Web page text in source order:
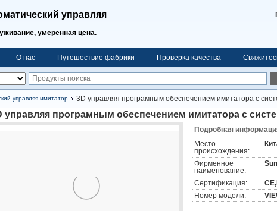
управляя
умеренная цена.
О нас Путешествие фабрики Проверка качества
управляя имитатор 3D управляя програмным обеспечением имитатора с
управляя програмным обеспечением имитатора с
Подробная
Место
происхождения:
Фирменное
наименование:
Сертификация:
Номер модели: